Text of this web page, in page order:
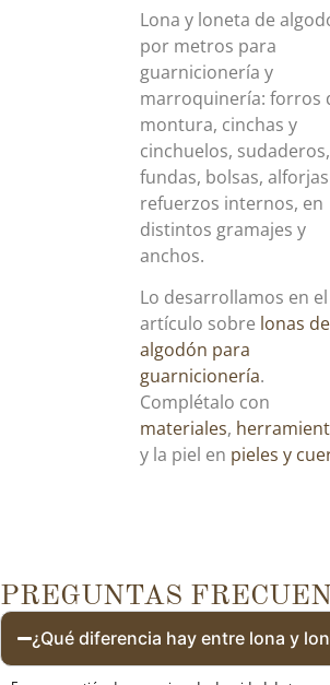
Lona y loneta de
por metros para
guarnicionería y
marroquinería: forros
montura, cinchas y
cinchuelos, sudaderos,
fundas, bolsas,
refuerzos internos, en
distintos gramajes y
anchos.
Lo desarrollamos en el
artículo sobre lonas de
algodón para
guarnicionería.
Complétalo con
materiales,
y la piel en pieles y
PREGUNTAS
¿Qué diferencia hay entre lona y